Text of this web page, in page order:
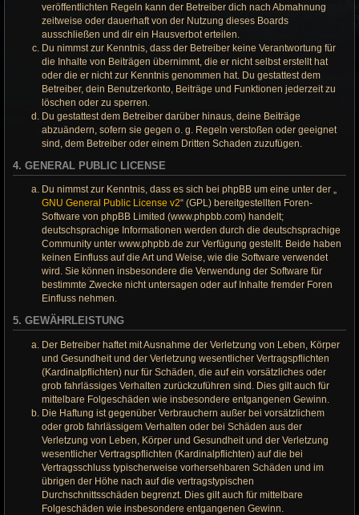
veröffentlichten Regeln kann der Betreiber dich nach Abmahnung
zeitweise oder dauerhaft von der Nutzung dieses Boards
ausschließen und dir ein Hausverbot erteilen.
Du nimmst zur Kenntnis, dass der Betreiber keine Verantwortung für
die Inhalte von Beiträgen übernimmt, die er nicht selbst erstellt hat
oder die er nicht zur Kenntnis genommen hat. Du gestattest dem
Betreiber, dein Benutzerkonto, Beiträge und Funktionen jederzeit zu
löschen oder zu sperren.
Du gestattest dem Betreiber darüber hinaus, deine Beiträge
abzuändern, sofern sie gegen o. g. Regeln verstoßen oder geeignet
sind, dem Betreiber oder einem Dritten Schaden zuzufügen.
4. GENERAL PUBLIC LICENSE
Du nimmst zur Kenntnis, dass es sich bei phpBB um eine unter der „
GNU General Public License v2“ (GPL) bereitgestellten Foren-
Software von phpBB Limited (www.phpbb.com) handelt;
deutschsprachige Informationen werden durch die deutschsprachige
Community unter www.phpbb.de zur Verfügung gestellt. Beide haben
keinen Einfluss auf die Art und Weise, wie die Software verwendet
wird. Sie können insbesondere die Verwendung der Software für
bestimmte Zwecke nicht untersagen oder auf Inhalte fremder Foren
Einfluss nehmen.
5. GEWÄHRLEISTUNG
Der Betreiber haftet mit Ausnahme der Verletzung von Leben, Körper
und Gesundheit und der Verletzung wesentlicher Vertragspflichten
(Kardinalpflichten) nur für Schäden, die auf ein vorsätzliches oder
grob fahrlässiges Verhalten zurückzuführen sind. Dies gilt auch für
mittelbare Folgeschäden wie insbesondere entgangenen Gewinn.
Die Haftung ist gegenüber Verbrauchern außer bei vorsätzlichem
oder grob fahrlässigem Verhalten oder bei Schäden aus der
Verletzung von Leben, Körper und Gesundheit und der Verletzung
wesentlicher Vertragspflichten (Kardinalpflichten) auf die bei
Vertragsschluss typischerweise vorhersehbaren Schäden und im
übrigen der Höhe nach auf die vertragstypischen
Durchschnittsschäden begrenzt. Dies gilt auch für mittelbare
Folgeschäden wie insbesondere entgangenen Gewinn.